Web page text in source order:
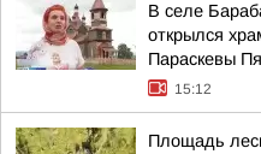
В селе
открылся
Параскевы
15:12
Площадь